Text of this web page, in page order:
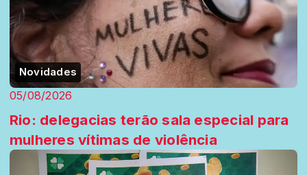
Novidades
05/08/2026
Rio: delegacias terão sala especial para
mulheres vítimas de violência